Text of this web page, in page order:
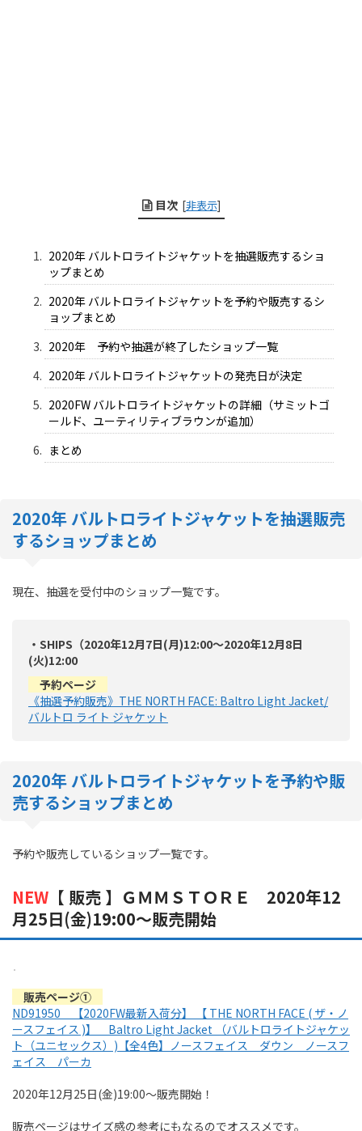
目次 [非表示]
2020年 バルトロライトジャケットを抽選販売するショ
ップまとめ
2020年 バルトロライトジャケットを予約や販売するシ
ョップまとめ
2020年 予約や抽選が終了したショップ一覧
2020年 バルトロライトジャケットの発売日が決定
2020FW バルトロライトジャケットの詳細（サミットゴ
ールド、ユーティリティブラウンが追加）
まとめ
2020年 バルトロライトジャケットを抽選販売
するショップまとめ
現在、抽選を受付中のショップ一覧です。
・SHIPS（2020年12月7日(月)12:00～2020年12月8日
(火)12:00
予約ページ
《抽選予約販売》THE NORTH FACE: Baltro Light Jacket/
バルトロ ライト ジャケット
2020年 バルトロライトジャケットを予約や販
売するショップまとめ
予約や販売しているショップ一覧です。
NEW 【 販売 】ＧＭＭＳＴＯＲＥ 2020年12
月25日(金)19:00～販売開始
販売ページ①
ND91950 【2020FW最新入荷分】 【 THE NORTH FACE ( ザ・ノ
ースフェイス )】 Baltro Light Jacket （バルトロライトジャケッ
ト（ユニセックス）)【全4色】ノースフェイス ダウン ノースフ
ェイス パーカ
2020年12月25日(金)19:00～販売開始！
販売ページはサイズ感の参考にもなるのでオススメです。